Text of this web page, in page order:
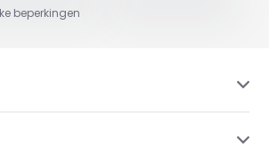
beperkingen